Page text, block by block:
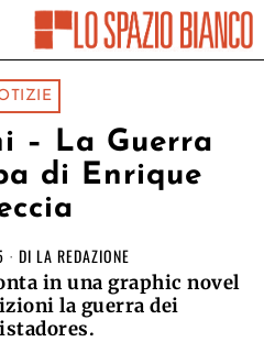
– La Guerra
di Enrique
DI LA REDAZIONE
in una graphic novel
la guerra dei
conquistadores‏.